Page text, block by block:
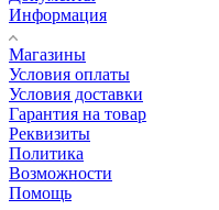
Информация
Магазины
Условия оплаты
Условия доставки
Гарантия на товар
Реквизиты
Политика
Возможности
Помощь